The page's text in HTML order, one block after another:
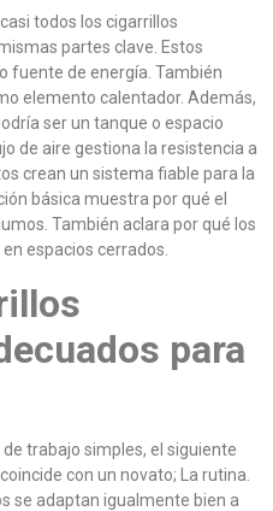
todos los cigarrillos
partes clave. Estos
fuente de energía. También
elemento calentador. Además,
ser un tanque o espacio
de aire gestiona la resistencia a
crean un sistema fiable para la
básica muestra por qué el
También aclara por qué los
espacios cerrados.
para
trabajo simples, el siguiente
con un novato; La rutina.
se adaptan igualmente bien a